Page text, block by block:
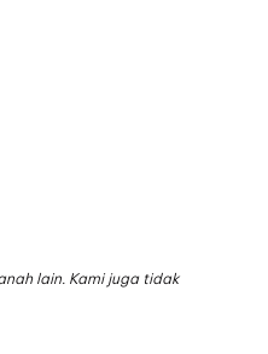
lain. Kami juga tidak